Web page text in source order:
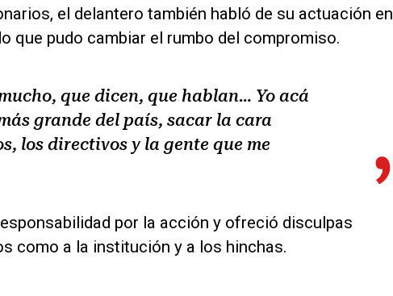
el delantero también habló de su actuación en
que pudo cambiar el rumbo del compromiso.
que dicen, que hablan… Yo acá
grande del país, sacar la cara
los directivos y la gente que me
por la acción y ofreció disculpas
como a la institución y a los hinchas.